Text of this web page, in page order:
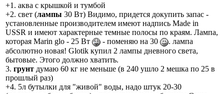
+1. аква с крышкой и тумбой
+2. свет (лампы 30 Вт) Видимо, придется докупить запас -
установленные производителем имеют надпись Made in
USSR и имеют характерные темные полосы по краям. Лампа,
которая Marin glo - 25 Вт
- поменяю на 30
. лампа
абсолютно новая! Glotik купил 2 лампы дневного света,
бытовые. Этого должно хватить.
3. грунт думаю 60 кг не меньше (в 240 ушло 2 мешка по 25 в
прошлый раз)
+4. 5л бутылки для "живой" воды, надо штук 20-30